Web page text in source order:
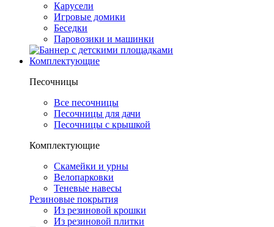
Карусели
Игровые домики
Беседки
Паровозики и машинки
Комплектующие
Песочницы
Все песочницы
Песочницы для дачи
Песочницы с крышкой
Комплектующие
Скамейки и урны
Велопарковки
Теневые навесы
Резиновые покрытия
Из резиновой крошки
Из резиновой плитки